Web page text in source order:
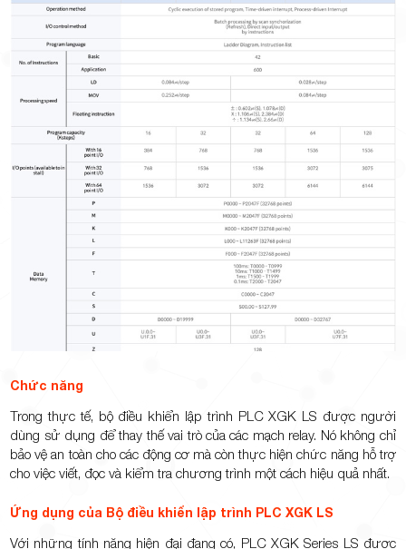
Chức năng
Trong thực tế, bộ điều khiển lập trình PLC XGK LS được người
dùng sử dụng để thay thế vai trò của các mạch relay. Nó không chỉ
bảo vệ an toàn cho các động cơ mà còn thực hiện chức năng hỗ trợ
cho việc viết, đọc và kiểm tra chương trình một cách hiệu quả nhất.
Ứng dụng của Bộ điều khiển lập trình PLC XGK LS
Với những tính năng hiện đại đang có, PLC XGK Series LS được